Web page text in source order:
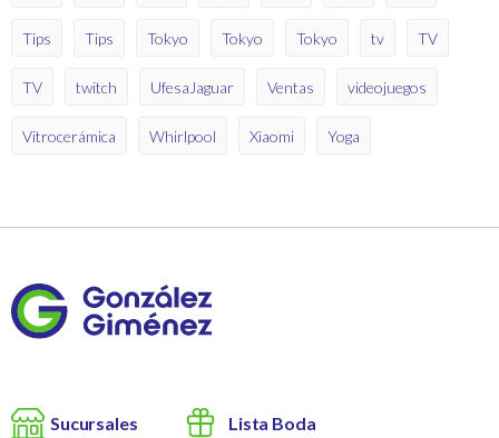
Tips Tips Tokyo Tokyo Tokyo tv TV
TV twitch UfesaJaguar Ventas videojuegos
Vitrocerámica Whirlpool Xiaomi Yoga
Sucursales Lista Boda